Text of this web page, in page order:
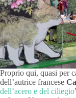
Proprio qui, quasi per
dell’autrice francese
dell’acero e del ciliegio